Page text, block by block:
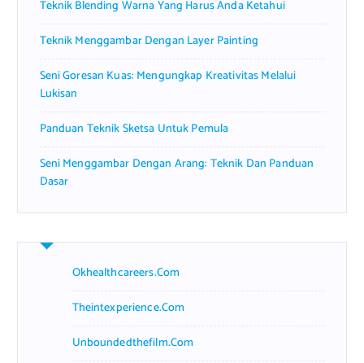
:Teknik Blending Warna Yang Harus Anda Ketahui
Teknik Menggambar Dengan Layer Painting
Seni Goresan Kuas: Mengungkap Kreativitas Melalui
Lukisan
Panduan Teknik Sketsa Untuk Pemula
Seni Menggambar Dengan Arang: Teknik Dan Panduan
Dasar
Okhealthcareers.com
Theintexperience.com
Unboundedthefilm.com